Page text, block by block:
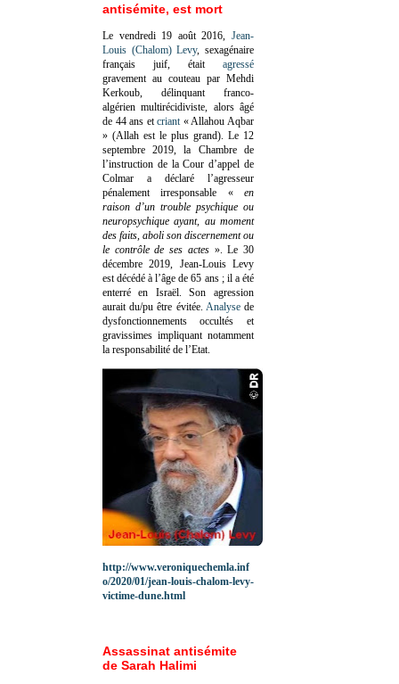
antisémite, est mort
Le vendredi 19 août 2016, Jean-
Louis (Chalom) Levy, sexagénaire
français juif, était agressé
gravement au couteau par Mehdi
Kerkoub, délinquant franco-
algérien multirécidiviste, alors âgé
de 44 ans etcriant « Allahou Aqbar
» (Allah est le plus grand). Le 12
septembre 2019, la Chambre de
l’instruction de la Cour d’appel de
Colmar a déclaré l’agresseur
pénalement irresponsable «en
raison d’un trouble psychique ou
neuropsychique ayant, au moment
des faits, aboli son discernement ou
le contrôle de ses actes». Le 30
décembre 2019, Jean-Louis Levy
est décédé à l’âge de 65 ans ; il a été
enterré en Israël. Son agression
aurait du/pu être évitée. Analysede
dysfonctionnements occultés et
gravissimes impliquant notamment
la responsabilité de l’Etat.
http://www.veroniquechemla.inf
o/2020/01/jean-louis-chalom-levy-
victime-dune.html
Assassinat antisémite
de Sarah Halimi